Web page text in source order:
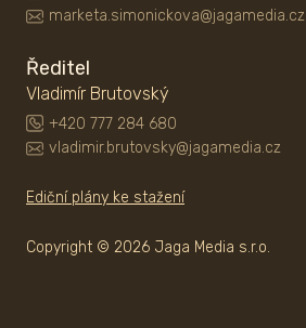
marketa.simonickova@jagamedia.cz
Ředitel
Vladimír Brutovský
+420 777 284 680
vladimir.brutovsky@jagamedia.cz
Ediční plány ke stažení
Copyright © 2026 Jaga Media s.r.o.